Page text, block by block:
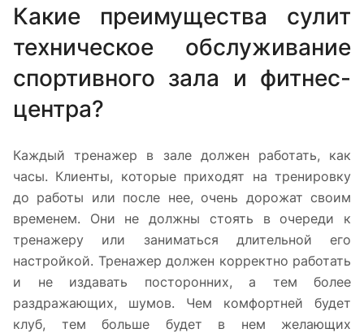
Какие преимущества сулит
техническое обслуживание
спортивного зала и фитнес-
центра?
Каждый тренажер в зале должен работать, как
часы. Клиенты, которые приходят на тренировку
до работы или после нее, очень дорожат своим
временем. Они не должны стоять в очереди к
тренажеру или заниматься длительной его
настройкой. Тренажер должен корректно работать
и не издавать посторонних, а тем более
раздражающих, шумов. Чем комфортней будет
клуб, тем больше будет в нем желающих